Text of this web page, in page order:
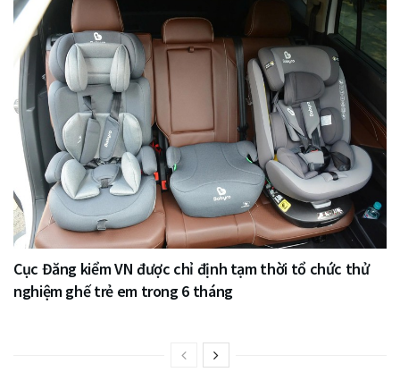
Cục Đăng kiểm VN được chỉ định tạm thời tổ chức thử
nghiệm ghế trẻ em trong 6 tháng